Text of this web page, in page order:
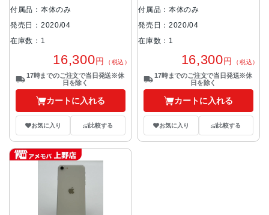
付属品：本体のみ
発売日：2020/04
在庫数：1
16,300円 （税込）
17時までのご注文で当日発送※休
日を除く
カートに入れる
お気に入り 比較する
付属品：本体のみ
発売日：2020/04
在庫数：1
16,300円 （税込）
17時までのご注文で当日発送※休
日を除く
カートに入れる
お気に入り 比較する